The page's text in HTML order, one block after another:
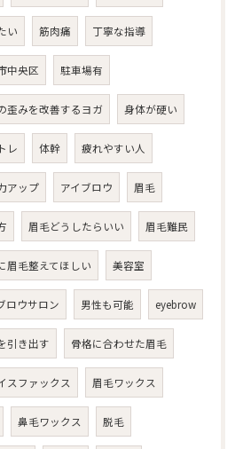
い 筋肉痛 丁寧な指導
中央区 駐車場有
歪みを改善するヨガ 身体が硬い
レ 体幹 疲れやすい人
アップ アイブロウ 眉毛
眉毛どうしたらいい 眉毛難民
眉毛整えてほしい 美容室
ロウサロン 男性も可能 eyebrow
引き出す 骨格に合わせた眉毛
スファックス 眉毛ワックス
鼻毛ワックス 脱毛